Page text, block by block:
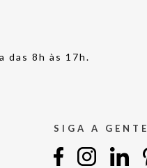
das 8h às 17h.
SIGA A GENTE